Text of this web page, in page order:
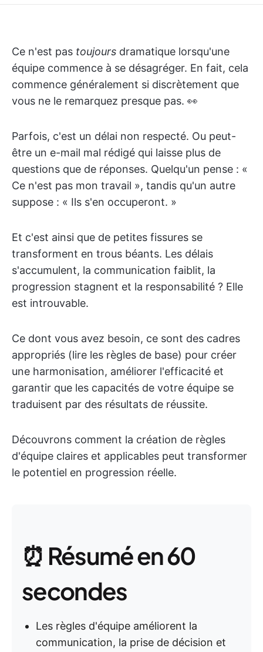
Ce n'est pas toujours dramatique lorsqu'une
équipe commence à se désagréger. En fait, cela
commence généralement si discrètement que
vous ne le remarquez presque pas. 👀
Parfois, c'est un délai non respecté. Ou peut-
être un e-mail mal rédigé qui laisse plus de
questions que de réponses. Quelqu'un pense : «
Ce n'est pas mon travail », tandis qu'un autre
suppose : « Ils s'en occuperont. »
Et c'est ainsi que de petites fissures se
transforment en trous béants. Les délais
s'accumulent, la communication faiblit, la
progression stagnent et la responsabilité ? Elle
est introuvable.
Ce dont vous avez besoin, ce sont des cadres
appropriés (lire les règles de base) pour créer
une harmonisation, améliorer l'efficacité et
garantir que les capacités de votre équipe se
traduisent par des résultats de réussite.
Découvrons comment la création de règles
d'équipe claires et applicables peut transformer
le potentiel en progression réelle.
⏰ Résumé en 60
secondes
Les règles d'équipe améliorent la
communication, la prise de décision et